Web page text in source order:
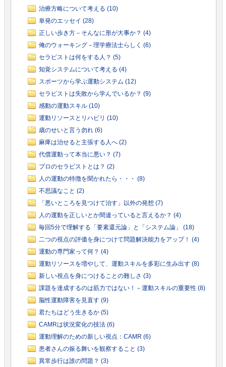
治療方略について考える (10)
単発のエッセイ (28)
正しい歩き方－そんなに形が大事か？ (4)
俺のウォーキング－理学療法士らしく (6)
セラピストは何をする人？ (5)
知覚システムについて考える (4)
スポーツから学ぶ運動システム (12)
セラピストは失敗から学んでいるか？ (9)
感動の運動スキル (10)
運動リソースとリハビリ (10)
歳のせいと言う勿れ (6)
麻痺は治せると主張する人へ (2)
代償運動って本当に悪い？ (7)
プロのセラピストとは？ (2)
人の運動の特徴を聞かれたら・・・ (8)
不思議なこと (2)
「悪いところを見つけて治す」以外の発想 (7)
人の運動を正しいとか間違っていると言えるか？ (4)
毎回5分で理解する「要素還元論」と「システム論」 (18)
二つの視点の評価を身につけて問題解決能力をアップ！ (4)
運動の専門家って何？ (4)
運動リソースを増やして、運動スキルを多彩に生み出す (8)
新しい視点を身につけることの難しさ (3)
課題を達成するのは筋力ではない！－運動スキルの重要性 (8)
脳性運動障害を見直す (9)
君たちはどう生きるか (5)
CAMRは状況変化の技法 (6)
運動理解のための新しい視点：CAMR (6)
患者さんの振る舞いを観察すること (3)
異常歩行は誰の問題？ (3)